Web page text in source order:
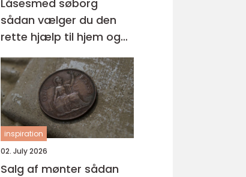
Låsesmed søborg
sådan vælger du den
rette hjælp til hjem og
erhverv
inspiration
02. July 2026
Salg af mønter sådan